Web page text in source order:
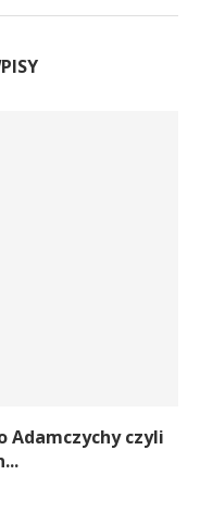
Adamczychy czyli